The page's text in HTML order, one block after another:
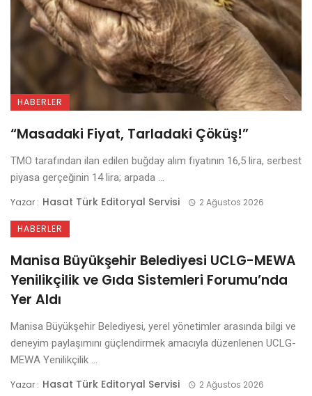
HABERLER
“Masadaki Fiyat, Tarladaki Çöküş!”
TMO tarafından ilan edilen buğday alım fiyatının 16,5 lira, serbest
piyasa gerçeğinin 14 lira; arpada ...
Yazar : Hasat Türk Editoryal Servisi 2 Ağustos 2026
HABERLER
Manisa Büyükşehir Belediyesi UCLG-MEWA
Yenilikçilik ve Gıda Sistemleri Forumu’nda
Yer Aldı
Manisa Büyükşehir Belediyesi, yerel yönetimler arasında bilgi ve
deneyim paylaşımını güçlendirmek amacıyla düzenlenen UCLG-
MEWA Yenilikçilik ...
Yazar : Hasat Türk Editoryal Servisi 2 Ağustos 2026